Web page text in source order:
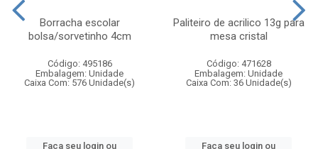
Borracha escolar
bolsa/sorvetinho 4cm
Código: 495186
Embalagem: Unidade
Caixa Com: 576 Unidade(s)
Faça seu login ou
Paliteiro de acrilico 13g para
mesa cristal
Código: 471628
Embalagem: Unidade
Caixa Com: 36 Unidade(s)
Faça seu login ou